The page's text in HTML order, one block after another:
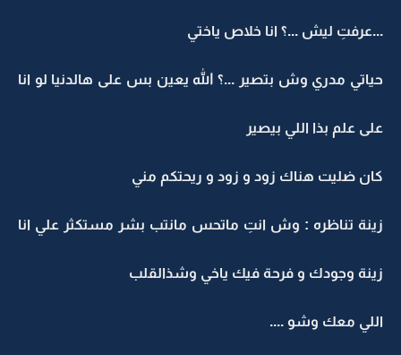
...عرفتِ ليش ...؟ انا خلاص ياختي
حياتي مدري وش بتصير ...؟ الله يعين بس على هالدنيا لو انا
على علم بذا اللي بيصير
كان ضليت هناك زود و زود و ريحتكم مني
زينة تناظره : وش انتِ ماتحس مانتب بشر مستكثر علي انا
زينة وجودك و فرحة فيك ياخي وشذالقلب
اللي معك وشو ....